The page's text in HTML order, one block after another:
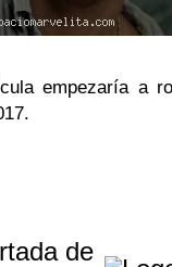
empezaría a
de